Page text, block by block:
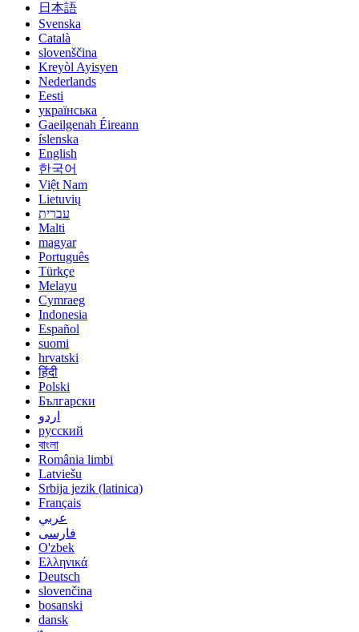
日本語
Svenska
Català
slovenščina
Kreyòl Ayisyen
Nederlands
Eesti
українська
Gaeilgenah Éireann
íslenska
English
한국어
Việt Nam
Lietuvių
עברית
Malti
magyar
Português
Türkçe
Melayu
Cymraeg
Indonesia
Español
suomi
hrvatski
हिंदी
Polski
Български
اردو
русский
বাংলা
România limbi
Latviešu
Srbija jezik (latinica)
Français
عربي
فارسی
O'zbek
Ελληνικά
Deutsch
slovenčina
bosanski
dansk